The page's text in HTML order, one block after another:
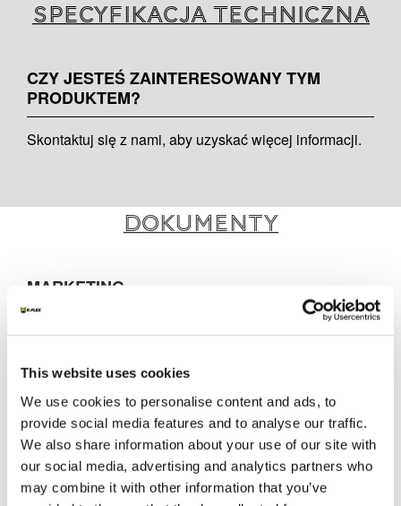
This website uses cookies
We use cookies to personalise content and ads, to
provide social media features and to analyse our traffic.
We also share information about your use of our site with
our social media, advertising and analytics partners who
may combine it with other information that you’ve
Specyfikacja techniczna
CZY JESTEŚ ZAINTERESOWANY TYM
PRODUKTEM?
Skontaktuj się z nami, aby uzyskać więcej informacji.
Dokumenty
MARKETING
INNE DOKUMENTY